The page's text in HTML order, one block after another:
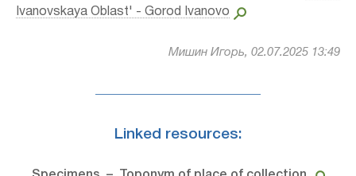
Ivanovskaya Oblast' - Gorod Ivanovo
Мишин Игорь, 02.07.2025 13:49
Linked resources: